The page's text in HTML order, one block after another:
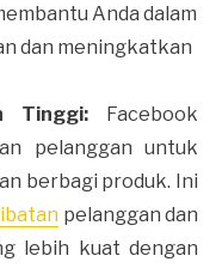
Anda dalam
dan meningkatkan
Tinggi: Facebook
pelanggan untuk
berbagi produk. Ini
pelanggan dan
lebih kuat dengan